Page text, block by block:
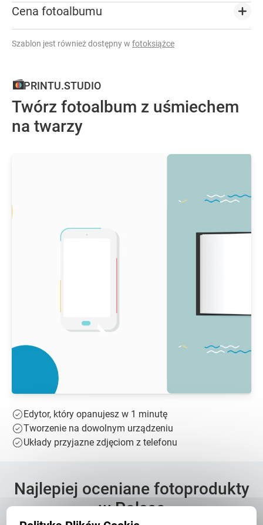
Cena fotoalbumu
Szablon jest również dostępny w fotoksiążce
PRINTU.STUDIO
Twórz fotoalbum z uśmiechem
na twarzy
Edytor, który opanujesz w 1 minutę
Tworzenie na dowolnym urządzeniu
Układy przyjazne zdjęciom z telefonu
Najlepiej oceniane fotoprodukty
w Polsce